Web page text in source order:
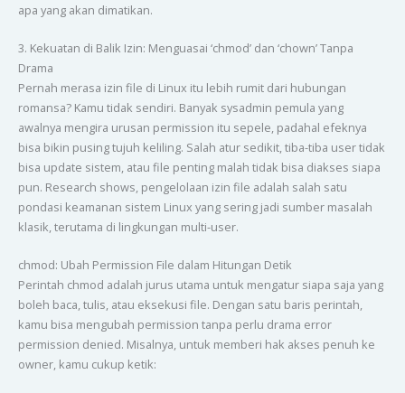
apa yang akan dimatikan.
3. Kekuatan di Balik Izin: Menguasai ‘chmod’ dan ‘chown’ Tanpa
Drama
Pernah merasa izin file di Linux itu lebih rumit dari hubungan
romansa? Kamu tidak sendiri. Banyak sysadmin pemula yang
awalnya mengira urusan permission itu sepele, padahal efeknya
bisa bikin pusing tujuh keliling. Salah atur sedikit, tiba-tiba user tidak
bisa update sistem, atau file penting malah tidak bisa diakses siapa
pun. Research shows, pengelolaan izin file adalah salah satu
pondasi keamanan sistem Linux yang sering jadi sumber masalah
klasik, terutama di lingkungan multi-user.
chmod: Ubah Permission File dalam Hitungan Detik
Perintah chmod adalah jurus utama untuk mengatur siapa saja yang
boleh baca, tulis, atau eksekusi file. Dengan satu baris perintah,
kamu bisa mengubah permission tanpa perlu drama error
permission denied. Misalnya, untuk memberi hak akses penuh ke
owner, kamu cukup ketik: